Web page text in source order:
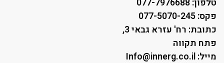
פקס: 077-5070-245
כתובת: רח' עזרא גבאי 3,
פתח תקווה
מייל: Info@innerg.co.il